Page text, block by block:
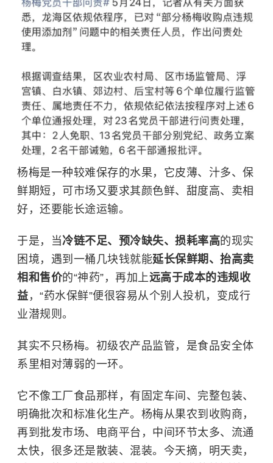
杨梅是一种较难保存的水果，它皮薄、汁多、保
鲜期短，可市场又要求其颜色鲜、甜度高、卖相
好，还要能长途运输。
于是，当冷链不足、预冷缺失、损耗率高的现实
困境，遇到一桶几块钱就能延长保鲜期、抬高卖
相和售价的“神药”，再加上远高于成本的违规收
益 ，“药水保鲜”便很容易从个别人投机，变成行
业潜规则。
其实不只杨梅。初级农产品监管，是食品安全体
系里相对薄弱的一环。
它不像工厂食品那样，有固定车间、完整包装、
明确批次和标准化生产。杨梅从果农到收购商，
再到批发市场、电商平台，中间环节太多、流通
太快，很多还是散装、混装。今天摘，明天卖，